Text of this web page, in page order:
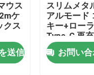
ウス
ケ
クス
送信
スリムメタ
アルモード
キー+ロー
Type-C 再
お問い